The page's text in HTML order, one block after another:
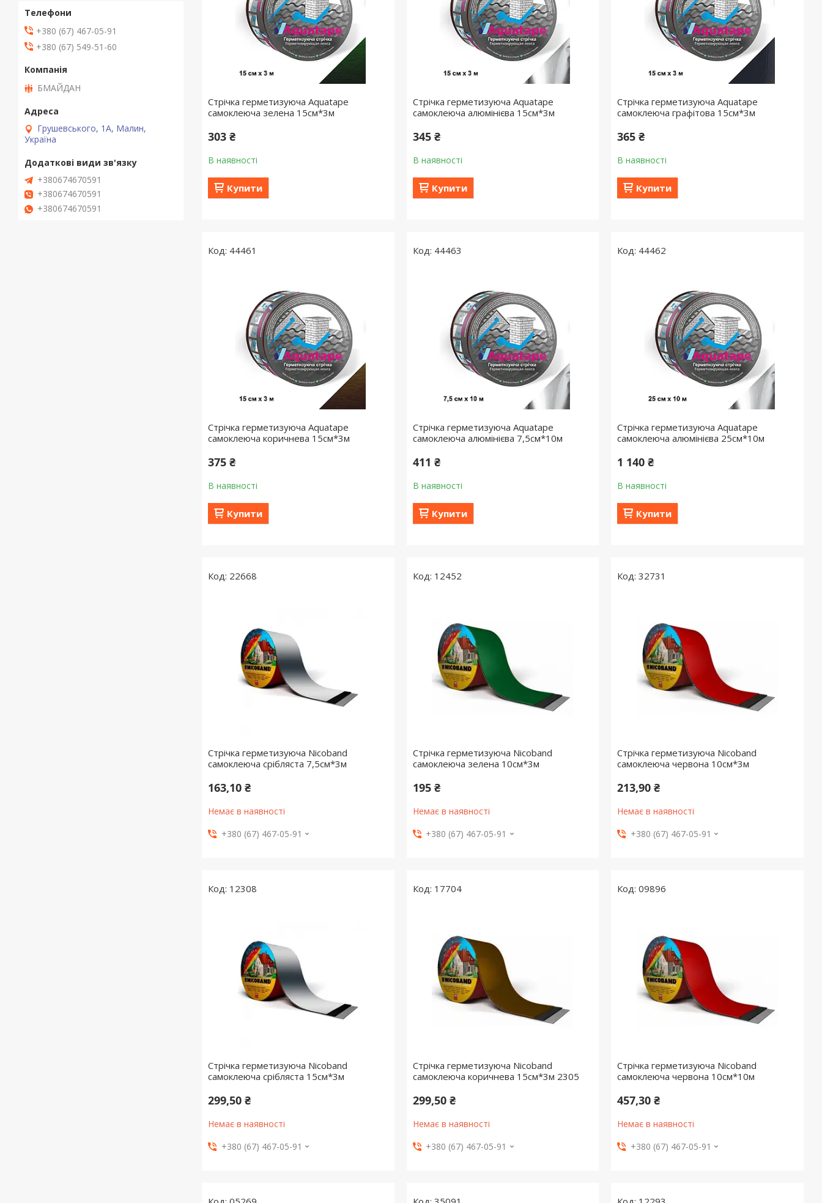
Стрічка герметизуюча Aquatape
самоклеюча зелена 15см*3м
303 ₴
В наявності
Купити
Стрічка герметизуюча Aquatape
самоклеюча алюмінієва 15см*3м
345 ₴
В наявності
Купити
Стрічка герметизуюча Aquatape
самоклеюча графітова 15см*3м
365 ₴
В наявності
Купити
44461
Стрічка герметизуюча Aquatape
самоклеюча коричнева 15см*3м
375 ₴
В наявності
Купити
44463
Стрічка герметизуюча Aquatape
самоклеюча алюмінієва 7,5см*10м
411 ₴
В наявності
Купити
44462
Стрічка герметизуюча Aquatape
самоклеюча алюмінієва 25см*10м
1 140 ₴
В наявності
Купити
22668
Стрічка герметизуюча Nicoband
самоклеюча срібляста 7,5см*3м
163,10 ₴
Немає в наявності
+380 (67) 467-05-91
12452
Стрічка герметизуюча Nicoband
самоклеюча зелена 10см*3м
195 ₴
Немає в наявності
+380 (67) 467-05-91
32731
Стрічка герметизуюча Nicoband
самоклеюча червона 10см*3м
213,90 ₴
Немає в наявності
+380 (67) 467-05-91
12308
Стрічка герметизуюча Nicoband
самоклеюча срібляста 15см*3м
299,50 ₴
Немає в наявності
+380 (67) 467-05-91
17704
Стрічка герметизуюча Nicoband
самоклеюча коричнева 15см*3м 2305
299,50 ₴
Немає в наявності
+380 (67) 467-05-91
09896
Стрічка герметизуюча Nicoband
самоклеюча червона 10см*10м
457,30 ₴
Немає в наявності
+380 (67) 467-05-91
+380 (67) 467-05-91
+380 (67) 549-51-60
БМАЙДАН
Грушевського, 1А, Малин,
Україна
+380674670591
+380674670591
+380674670591